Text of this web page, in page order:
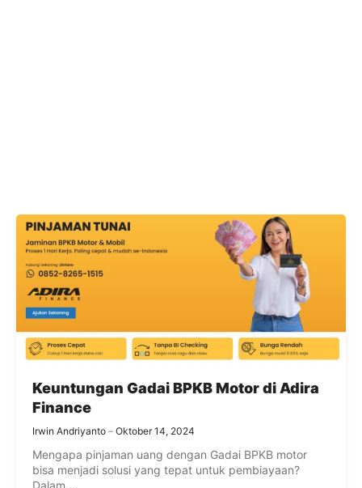
Keuntungan Gadai BPKB Motor di Adira
Finance
Irwin Andriyanto Oktober 14, 2024
Mengapa pinjaman uang dengan Gadai BPKB motor
bisa menjadi solusi yang tepat untuk pembiayaan?
Dalam ...